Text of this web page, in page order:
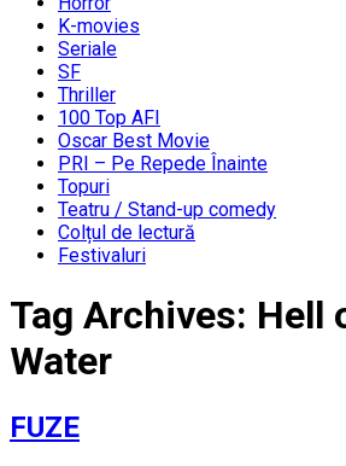
K-movies
Seriale
SF
Thriller
100 Top AFI
Oscar Best Movie
PRI – Pe Repede Înainte
Topuri
Teatru / Stand-up comedy
Colțul de lectură
Festivaluri
Tag Archives: Hell
Water
FUZE